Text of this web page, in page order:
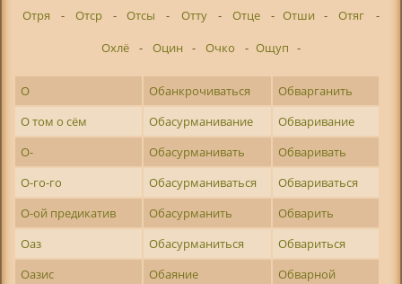
Отря
- Отср - Отсы - Отту - Отце - Отши - Отяг
-
Охлё
- Оцин - Очко - Ощуп -
О Обанкрочиваться
Обварганить
О том о сём
Обасурманивание
Обваривание
О-
Обасурманивать
Обваривать
О-го-го
Обасурманиваться
Обвариваться
О-ой предикатив
Обасурманить
Обварить
Оаз
Обасурманиться
Обвариться
Оазис
Обаяние
Обварной